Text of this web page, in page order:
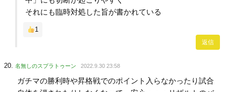
それにも臨時対処した旨が書かれている
1
返信
名無しのスプラトゥーン 2022.9.30 23:58
ガチマの勝利時や昇格戦でのポイント入らなかったり試合